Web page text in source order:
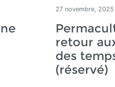
27 novembre, 2025
retour
des
(réservé)